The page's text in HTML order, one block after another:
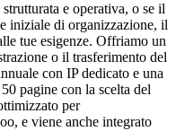
e operativa, o se il
iniziale di organizzazione, il
tue esigenze. Offriamo un
o il trasferimento del
con IP dedicato e una
pagine con la scelta del
per
e viene anche integrato